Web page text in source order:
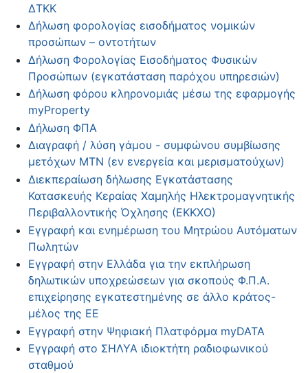
ΔΤΚΚ
Δήλωση φορολογίας εισοδήματος νομικών
προσώπων – οντοτήτων
Δήλωση Φορολογίας Εισοδήματος Φυσικών
Προσώπων (εγκατάσταση παρόχου υπηρεσιών)
Δήλωση φόρου κληρονομιάς μέσω της εφαρμογής
myProperty
Δήλωση ΦΠΑ
Διαγραφή / λύση γάμου - συμφώνου συμβίωσης
μετόχων ΜΤΝ (εν ενεργεία και μερισματούχων)
Διεκπεραίωση δήλωσης Εγκατάστασης
Κατασκευής Κεραίας Χαμηλής Ηλεκτρομαγνητικής
Περιβαλλοντικής Όχλησης (ΕΚΚΧΟ)
Εγγραφή και ενημέρωση του Μητρώου Αυτόματων
Πωλητών
Εγγραφή στην Ελλάδα για την εκπλήρωση
δηλωτικών υποχρεώσεων για σκοπούς Φ.Π.Α.
επιχείρησης εγκατεστημένης σε άλλο κράτος-
μέλος της ΕΕ
Εγγραφή στην Ψηφιακή Πλατφόρμα myDATA
Εγγραφή στο ΣΗΛΥΑ ιδιοκτήτη ραδιοφωνικού
σταθμού